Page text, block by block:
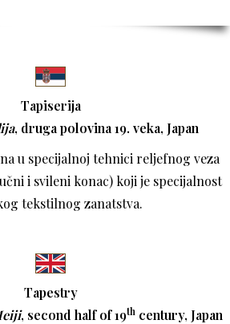
Tapiserija
, druga polovina 19. veka, Japan
u specijalnoj tehnici reljefnog veza
i svileni konac) koji je specijalnost
tekstilnog zanatstva.
Tapestry
, second half of 19thcentury, Japan